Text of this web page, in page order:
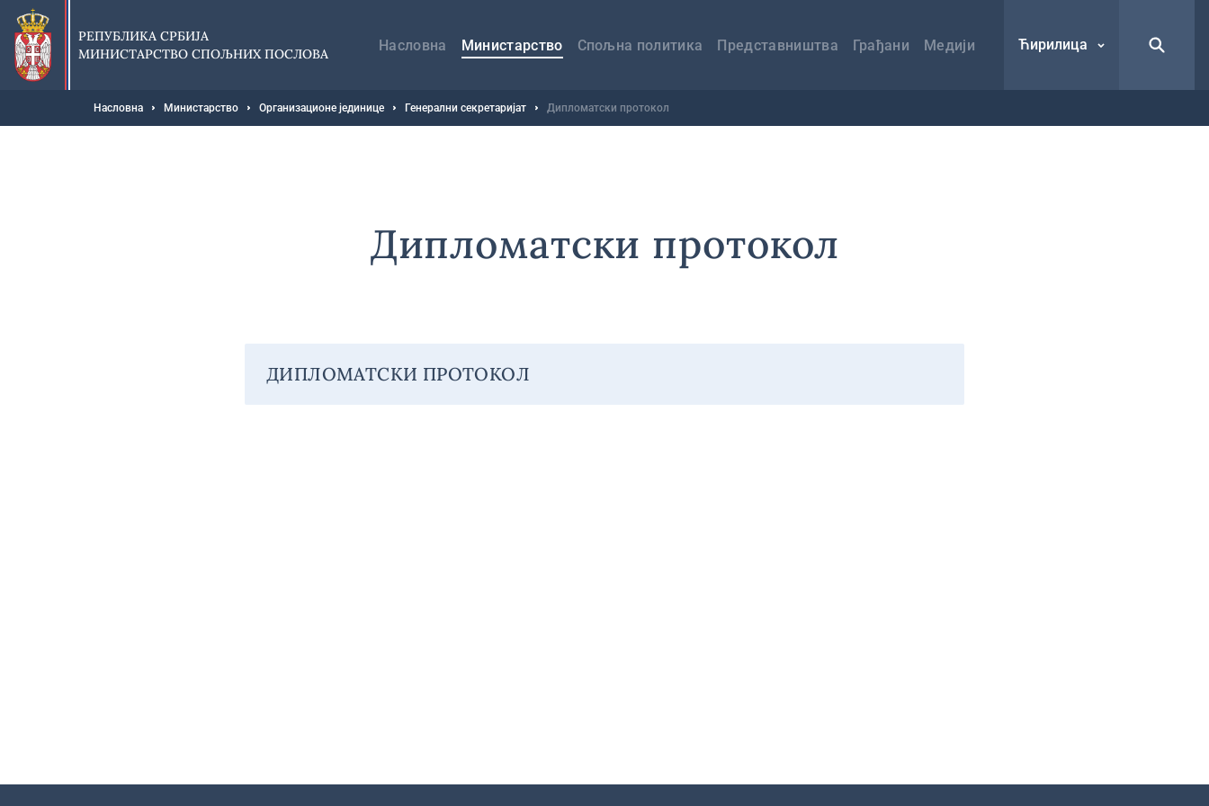
Прескочи
главни
део
садржаја
РЕПУБЛИКА СРБИЈА
МИНИСТАРСТВО СПОЉНИХ ПОСЛОВА
навигација
Насловна Министарство Спољна политика Представништва Грађани Медији Ћирилица
Мрвице
Насловна Министарство Организационе јединице Генерални секретаријат Дипломатски протокол
Дипломатски протокол
ДИПЛОМАТСКИ ПРОТОКОЛ